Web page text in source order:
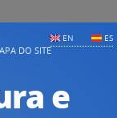
EN ES
DO SITE
e